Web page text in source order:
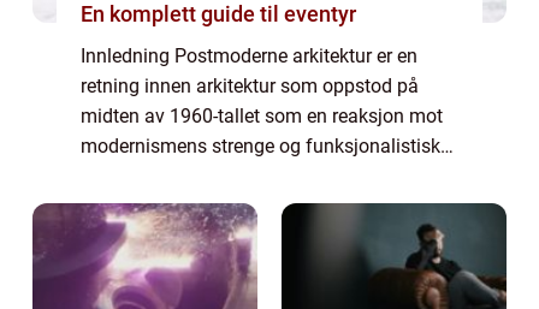
En komplett guide til eventyr
Innledning Postmoderne arkitektur er en
retning innen arkitektur som oppstod på
midten av 1960-tallet som en reaksjon mot
modernismens strenge og funksjonalistiske
med de tradisjonelle reglene og
eksperimen...